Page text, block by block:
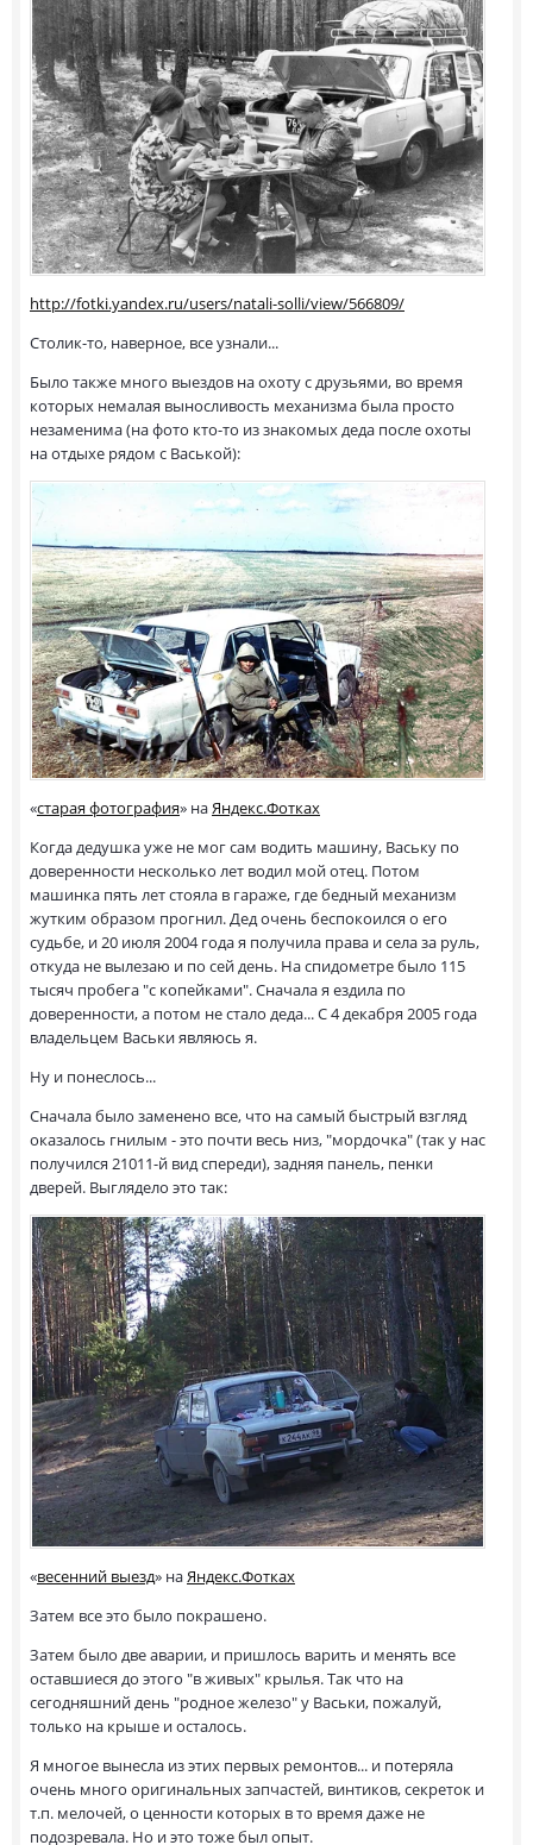
http://fotki.yandex.ru/users/natali-solli/view/566809/
Столик-то, наверное, все узнали...
Было также много выездов на охоту с друзьями, во время
которых немалая выносливость механизма была просто
незаменима (на фото кто-то из знакомых деда после охоты
на отдыхе рядом с Васькой):
«старая фотография» на Яндекс.Фотках
Когда дедушка уже не мог сам водить машину, Ваську по
доверенности несколько лет водил мой отец. Потом
машинка пять лет стояла в гараже, где бедный механизм
жутким образом прогнил. Дед очень беспокоился о его
судьбе, и 20 июля 2004 года я получила права и села за руль,
откуда не вылезаю и по сей день. На спидометре было 115
тысяч пробега "с копейками". Сначала я ездила по
доверенности, а потом не стало деда... С 4 декабря 2005 года
владельцем Васьки являюсь я.
Ну и понеслось...
Сначала было заменено все, что на самый быстрый взгляд
оказалось гнилым - это почти весь низ, "мордочка" (так у нас
получился 21011-й вид спереди), задняя панель, пенки
дверей. Выглядело это так:
«весенний выезд» наЯндекс.Фотках
Затем все это было покрашено.
Затем было две аварии, и пришлось варить и менять все
оставшиеся до этого "в живых" крылья. Так что на
сегодняшний день "родное железо" у Васьки, пожалуй,
только на крыше и осталось.
Я многое вынесла из этих первых ремонтов... и потеряла
очень много оригинальных запчастей, винтиков, секреток и
т.п. мелочей, о ценности которых в то время даже не
подозревала. Но и это тоже был опыт.